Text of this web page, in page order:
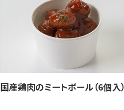
国産鶏肉のミートボール（6個入）